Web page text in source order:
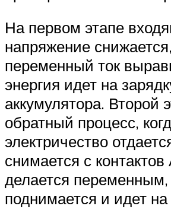
На первом этапе
напряжение снижается,
переменный ток
энергия идет на
аккумулятора. Второй
обратный процесс,
электричество
снимается с
делается
поднимается и идет